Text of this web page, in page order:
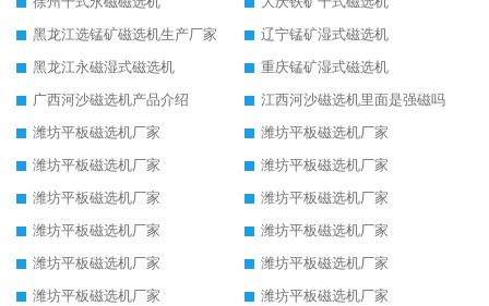
黑龙江选锰矿磁选机生产厂家
辽宁锰矿湿式磁选机
黑龙江永磁湿式磁选机
重庆锰矿湿式磁选机
广西河沙磁选机产品介绍
江西河沙磁选机里面是强磁吗
潍坊平板磁选机厂家
潍坊平板磁选机厂家
潍坊平板磁选机厂家
潍坊平板磁选机厂家
潍坊平板磁选机厂家
潍坊平板磁选机厂家
潍坊平板磁选机厂家
潍坊平板磁选机厂家
潍坊平板磁选机厂家
潍坊平板磁选机厂家
潍坊平板磁选机厂家
潍坊平板磁选机厂家